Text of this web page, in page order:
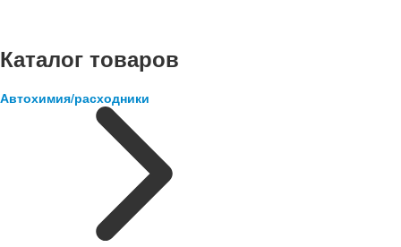
Каталог товаров
Автохимия/расходники